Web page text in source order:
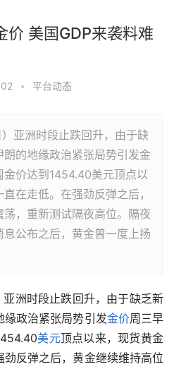
价 美国GDP来袭料难
• 平台动态
洲时段止跌回升，由于缺
的地缘政治紧张局势引发金
价达到1454.40美元顶点以
在走低。在强劲反弹之后，
，重新测试隔夜高位。隔夜
公布之后，黄金曾一度上扬
洲时段止跌回升，由于缺乏新
缘政治紧张局势引发金价周三早
美元顶点以来，现货黄金
劲反弹之后，黄金继续维持高位